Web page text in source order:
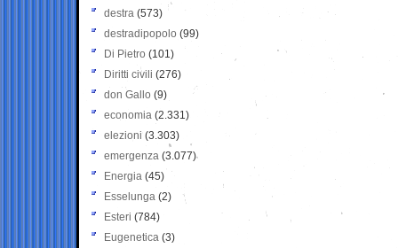
destra (573)
destradipopolo (99)
Di Pietro (101)
Diritti civili (276)
don Gallo (9)
economia (2.331)
elezioni (3.303)
emergenza (3.077)
Energia (45)
Esselunga (2)
Esteri (784)
Eugenetica (3)